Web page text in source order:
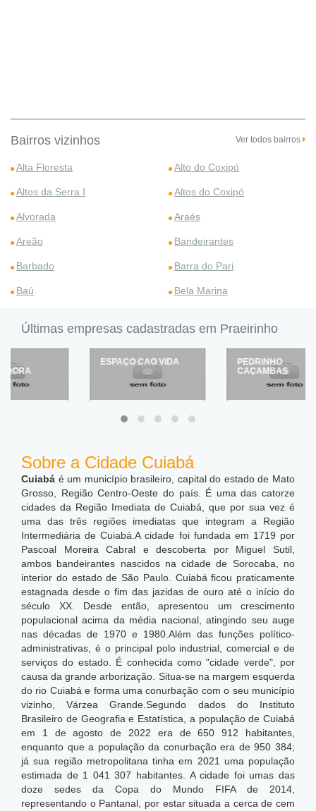
Bairros vizinhos Ver todos bairros
Alta Floresta Alto do Coxipó
Altos da Serra I Altos do Coxipó
Alvorada Araés
Areão Bandeirantes
Barbado Barra do Pari
Baú Bela Marina
Últimas empresas cadastradas em Praeirinho
ESPAÇO CAO VIDA
PEDRINHO
CAÇAMBAS
Sobre a Cidade Cuiabá
Cuiabá é um município brasileiro, capital do estado de Mato
Grosso, Região Centro-Oeste do país. É uma das catorze
cidades da Região Imediata de Cuiabá, que por sua vez é
uma das três regiões imediatas que integram a Região
Intermediária de Cuiabá.A cidade foi fundada em 1719 por
Pascoal Moreira Cabral e descoberta por Miguel Sutil,
ambos bandeirantes nascidos na cidade de Sorocaba, no
interior do estado de São Paulo. Cuiabá ficou praticamente
estagnada desde o fim das jazidas de ouro até o início do
século XX. Desde então, apresentou um crescimento
populacional acima da média nacional, atingindo seu auge
nas décadas de 1970 e 1980.Além das funções político-
administrativas, é o principal polo industrial, comercial e de
serviços do estado. É conhecida como "cidade verde", por
causa da grande arborização. Situa-se na margem esquerda
do rio Cuiabá e forma uma conurbação com o seu município
vizinho, Várzea Grande.Segundo dados do Instituto
Brasileiro de Geografia e Estatística, a população de Cuiabá
em 1 de agosto de 2022 era de 650 912 habitantes,
enquanto que a população da conurbação era de 950 384;
já sua região metropolitana tinha em 2021 uma população
estimada de 1 041 307 habitantes. A cidade foi umas das
doze sedes da Copa do Mundo FIFA de 2014,
representando o Pantanal, por estar situada a cerca de cem